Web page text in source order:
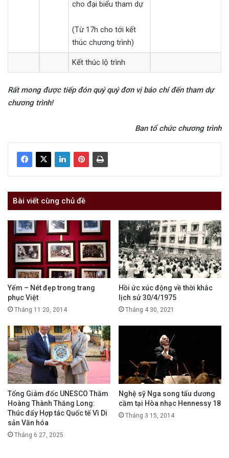
cho đại biểu tham dự
(Từ 17h cho tới kết
thúc chương trình)
Kết thúc lộ trình
Rất mong được tiếp đón quý quý đơn vị báo chí đến tham dự
chương trình!
Ban tổ chức chương trình
Bài viết cùng chủ đề
Yếm – Nét đẹp trong trang
phục Việt
Tháng 11 20, 2014
Hồi ức xúc động về thời khắc
lịch sử 30/4/1975
Tháng 4 30, 2021
Tổng Giám đốc UNESCO Thăm
Hoàng Thành Thăng Long:
Thúc đẩy Hợp tác Quốc tế Vì Di
sản Văn hóa
Tháng 6 27, 2025
Nghệ sỹ Nga song tấu dương
cầm tại Hòa nhạc Hennessy 18
Tháng 3 15, 2014